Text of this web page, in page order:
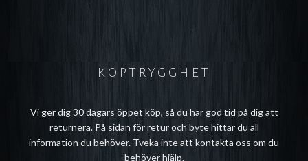
KÖPTRYGGHET
Vi ger dig 30 dagars öppet köp, så du har god tid på dig att
returnera. På sidan förretur och bytehittar du all
information du behöver. Tveka inte att kontakta oss om du
behöver hjälp.